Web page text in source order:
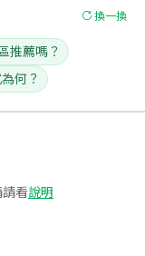
換一換
推薦嗎？
何？
看說明